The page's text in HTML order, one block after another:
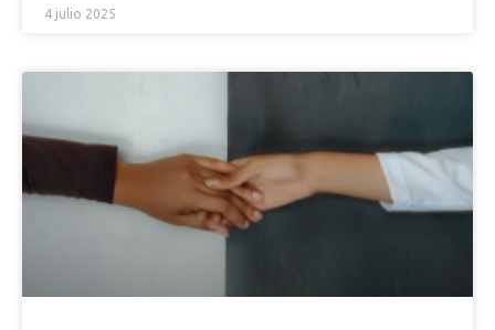
4 julio 2025